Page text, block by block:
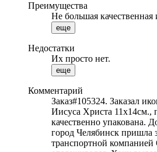
Преимущества
Не большая качественная
еще
Недостатки
Их просто нет.
еще
Комментарий
Заказ#105324. Заказал
Иисуса Христа 11х14см.,
качественно упакована.
город Челябинск пришла
транспортной